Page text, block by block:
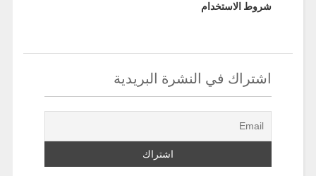
شروط الاستخدام
اشتراك في النشرة البريدية